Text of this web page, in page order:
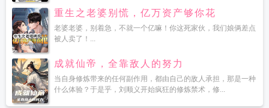
重生之老婆别慌，亿万资产够你花
老婆老婆，别着急，不就一个亿嘛！你这死家伙，我们娘俩差点
被人卖了！...
成就仙帝，全靠敌人的努力
当自身修炼带来的任何副作用，都由自己的敌人承担，那是一种
什么体验？于是乎，刘顺义开始疯狂的修炼禁术，修...